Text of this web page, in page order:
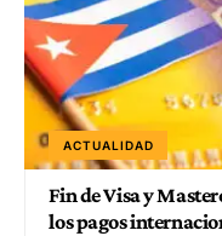
ACTUALIDAD
Fin de Visa y
los pagos